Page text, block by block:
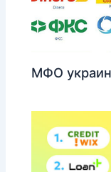
МФО